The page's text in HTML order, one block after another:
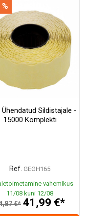
Ühendatud Sildistajale -
15000 Komplekti
Ref. GEGH165
vahemikus
11/08 kuni 12/08
€* 41,99 €*